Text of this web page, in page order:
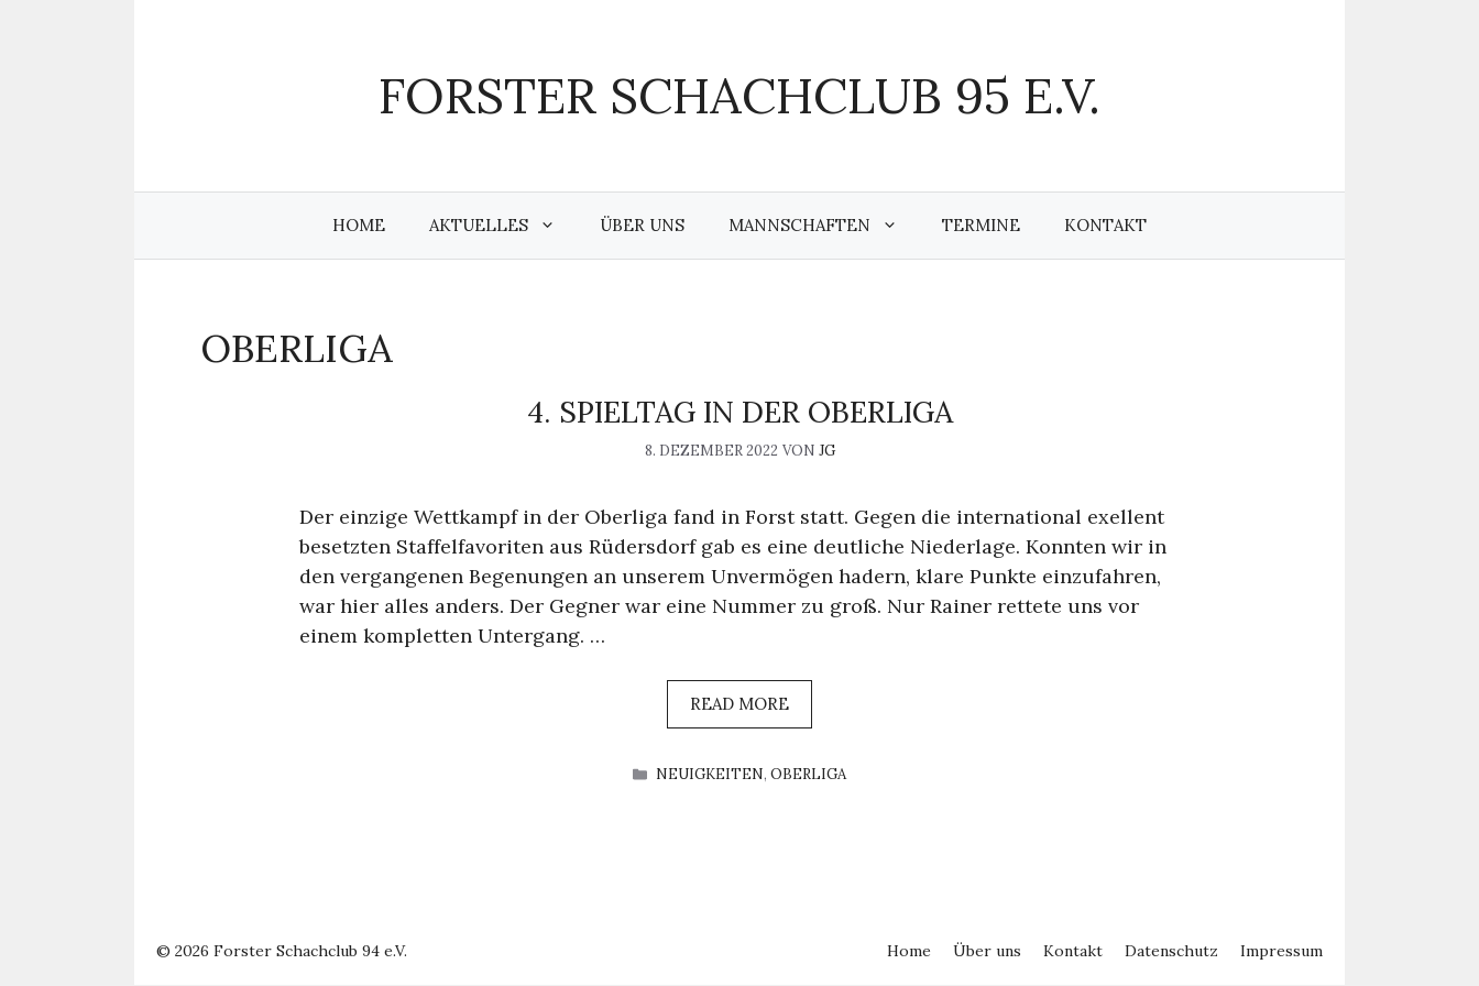
FORSTER SCHACHCLUB 95 E.V.
HOME AKTUELLES ÜBER UNS MANNSCHAFTEN TERMINE KONTAKT
OBERLIGA
4. SPIELTAG IN DER OBERLIGA
8. DEZEMBER 2022 VON JG
Der einzige Wettkampf in der Oberliga fand in Forst statt. Gegen die international exellent
besetzten Staffelfavoriten aus Rüdersdorf gab es eine deutliche Niederlage. Konnten wir in
den vergangenen Begenungen an unserem Unvermögen hadern, klare Punkte einzufahren,
war hier alles anders. Der Gegner war eine Nummer zu groß. Nur Rainer rettete uns vor
einem kompletten Untergang. …
READ MORE
KATEGORIEN
NEUIGKEITEN, OBERLIGA
Home Über uns Kontakt Datenschutz Impressum
© 2026 Forster Schachclub 94 e.V.